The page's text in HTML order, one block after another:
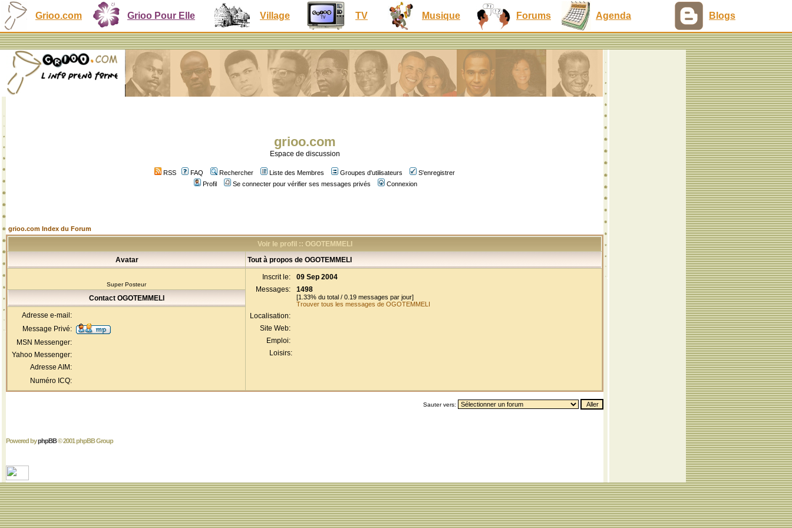
Grioo.com Grioo Pour Elle Village TV Musique Forums Agenda Blogs
grioo.com
Espace de discussion
RSS FAQ Rechercher Liste des Membres Groupes d'utilisateurs
S'enregistrer
Profil
Se connecter pour vérifier ses messages privés Connexion
grioo.com Index du Forum
Voir le profil :: OGOTEMMELI
Avatar
Tout à propos de OGOTEMMELI
Super Posteur
Inscrit le:
09 Sep 2004
Messages:
1498
[1.33% du total / 0.19 messages par jour]
Trouver tous les messages de OGOTEMMELI
Localisation:
Site Web:
Emploi:
Loisirs:
Contact OGOTEMMELI
Adresse e-mail:
Message Privé:
MSN Messenger:
Yahoo Messenger:
Adresse AIM:
Numéro ICQ:
Sauter vers:
Powered byphpBB© 2001 phpBB Group